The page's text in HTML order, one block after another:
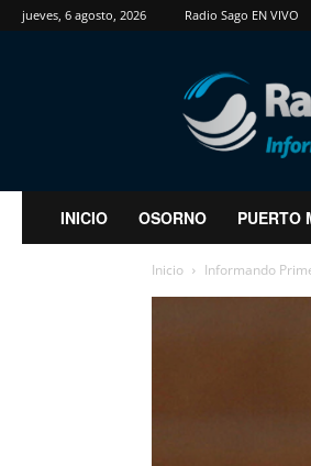
jueves, 6 agosto, 2026 Radio Sago EN VIVO
RadioSago
INICIO OSORNO PUERTO
Inicio Informando